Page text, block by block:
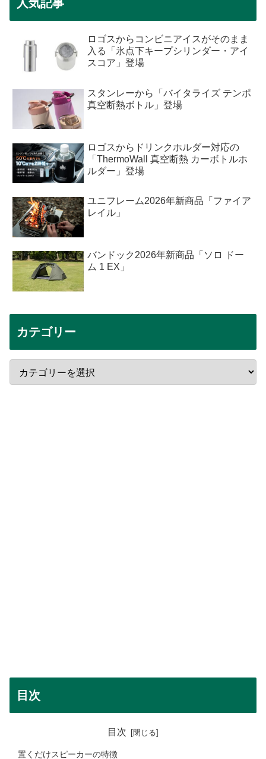
人気記事
ロゴスからコンビニアイスがそのまま
入る「氷点下キープシリンダー・アイ
スコア」登場
スタンレーから「バイタライズ テンポ
真空断熱ボトル」登場
ロゴスからドリンクホルダー対応の
「ThermoWall 真空断熱 カーボトルホ
ルダー」登場
ユニフレーム2026年新商品「ファイア
レイル」
バンドック2026年新商品「ソロ ドー
ム 1 EX」
カテゴリー
目次
目次
置くだけスピーカーの特徴